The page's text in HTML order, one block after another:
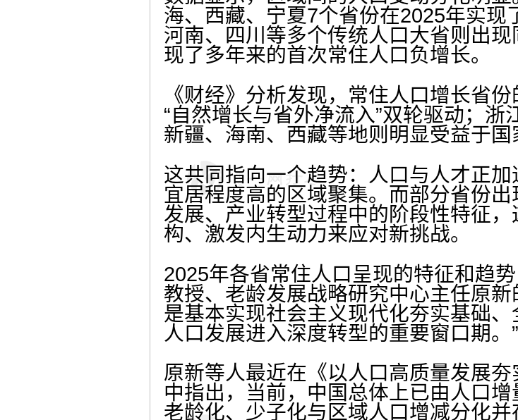
海、西藏、宁夏7个省份在2025年实现
河南、四川等多个传统人口大省则出
现了多年来的首次常住人口负增长。
《财经》分析发现，常住人口增长省
“自然增长与省外净流入”双轮驱动；浙
新疆、海南、西藏等地则明显受益于国
这共同指向一个趋势：人口与人才正加
宜居程度高的区域聚集。而部分省份
发展、产业转型过程中的阶段性特征
构、激发内生动力来应对新挑战。
2025年各省常住人口呈现的特征和趋
教授、老龄发展战略研究中心主任原新
是基本实现社会主义现代化夯实基础
人口发展进入深度转型的重要窗口期。”
原新等人最近在《以人口高质量发展
中指出，当前，中国总体上已由人口
老龄化、少子化与区域人口增减分化